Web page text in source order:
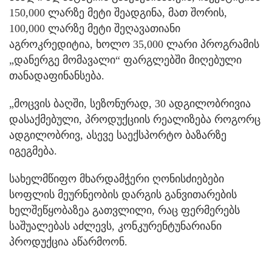
150,000 ლარზე მეტი შეადგინა, მათ შორის,
100,000 ლარზე მეტი შეღავათიანი
აგროკრედიტია, ხოლო 35,000 ლარი პროგრამის
„დანერგე მომავალი“ ფარგლებში მიღებული
თანადაფინანსება.
„მოცვის ბაღში, სეზონურად, 30 ადგილობრივია
დასაქმებული, პროდუქციის რეალიზება როგორც
ადგილობრივ, ასევე საექსპორტო ბაზარზე
იგეგმება.
სახელმწიფო მხარდამჭერი ღონისძიებები
სოფლის მეურნეობის დარგის განვითარების
ხელშეწყობაზეა გათვლილი, რაც ფერმერებს
საშუალებას აძლევს, კონკურენტუნარიანი
პროდუქცია აწარმოონ.